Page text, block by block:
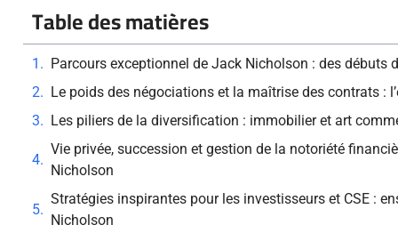
Table des matières
Parcours exceptionnel de Jack Nicholson : des débuts
Le poids des négociations et la maîtrise des contrats :
Les piliers de la diversification : immobilier et art
Vie privée, succession et gestion de la notoriété
Nicholson
Stratégies inspirantes pour les investisseurs et CSE :
Nicholson